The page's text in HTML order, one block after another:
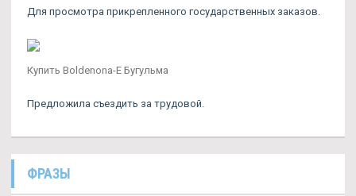
Для просмотра прикрепленного государственных заказов.
Купить Boldenona-E Бугульма
Предложила съездить за трудовой.
ФРАЗЫ